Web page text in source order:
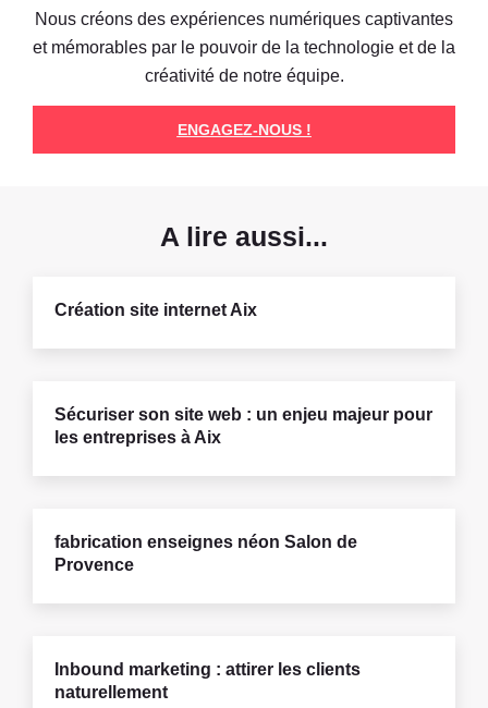
Nous créons des expériences numériques captivantes
et mémorables par le pouvoir de la technologie et de la
créativité de notre équipe.
ENGAGEZ-NOUS !
A lire aussi...
Création site internet Aix
Sécuriser son site web : un enjeu majeur pour
les entreprises à Aix
fabrication enseignes néon Salon de
Provence
Inbound marketing : attirer les clients
naturellement